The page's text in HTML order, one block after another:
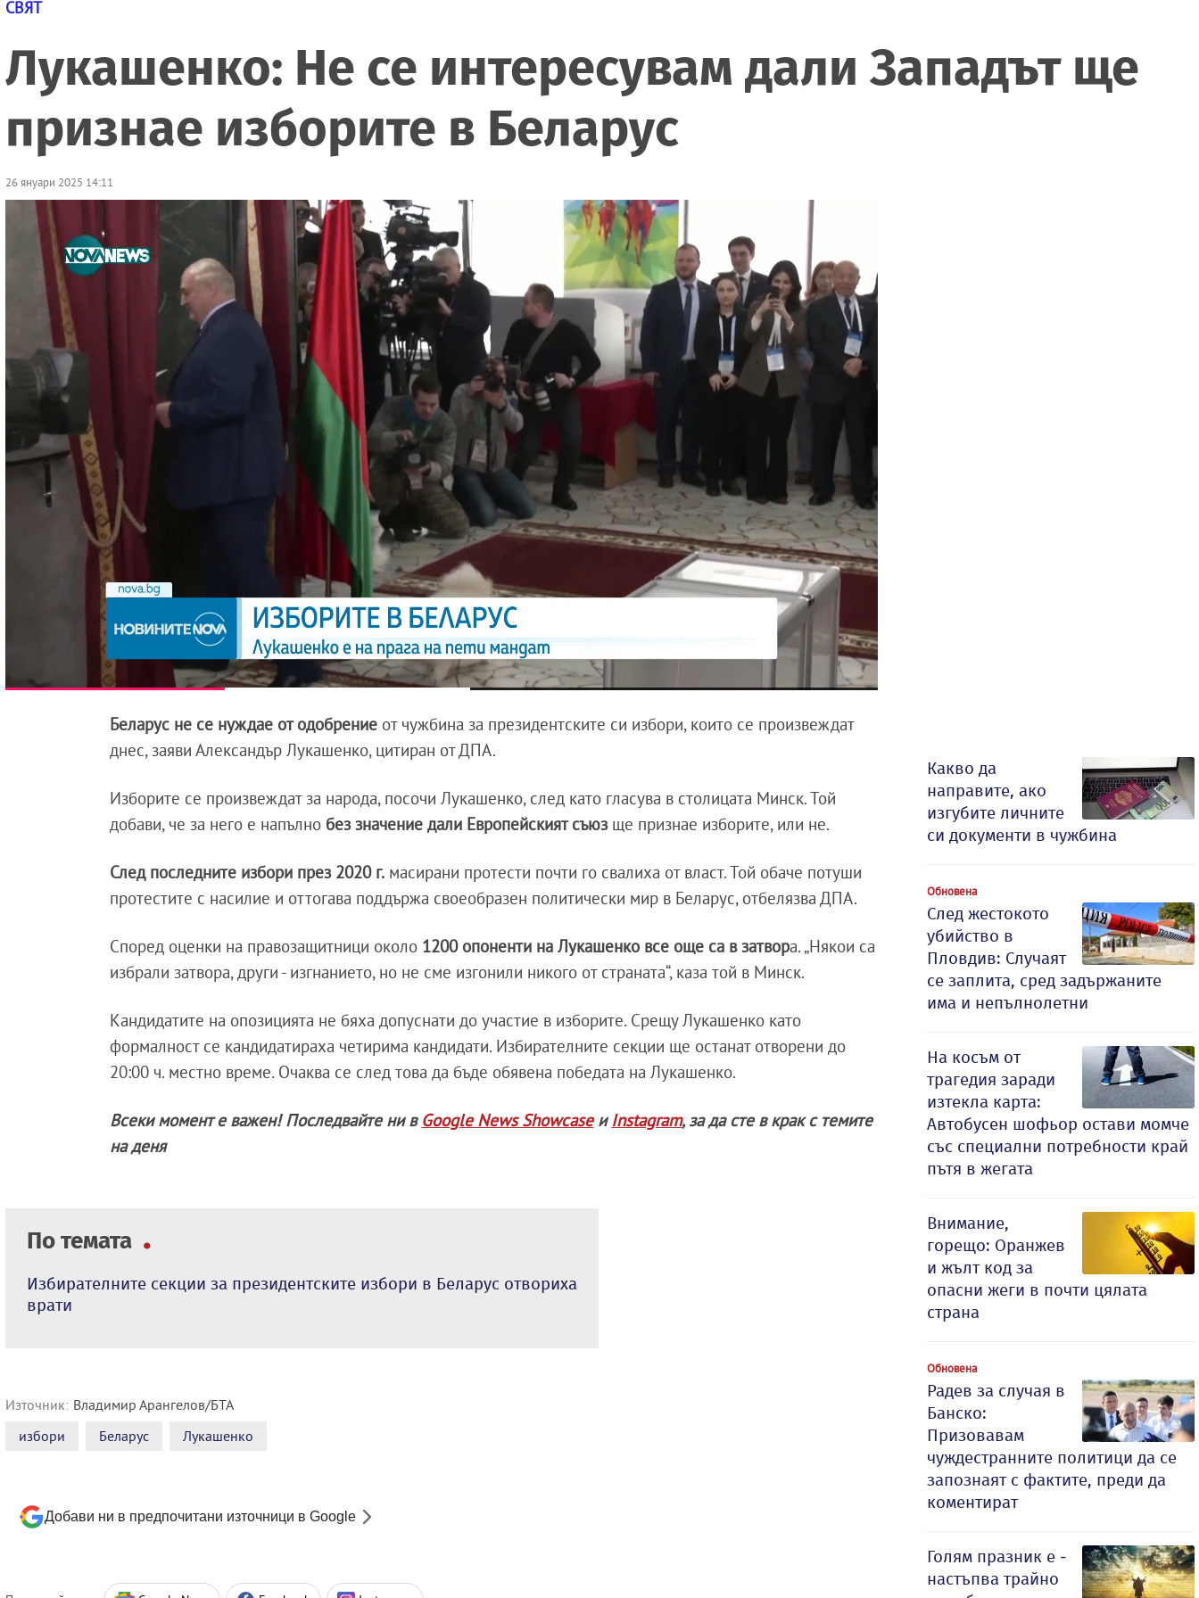
СВЯТ
Лукашенко: Не се интересувам дали Западът ще
признае изборите в Беларус
26 януари 2025 14:11
Беларус не се нуждае от одобрение от чужбина за президентските си избори, които се произвеждат
днес, заяви Александър Лукашенко, цитиран от ДПА.
Изборите се произвеждат за народа, посочи Лукашенко, след като гласува в столицата Минск. Той
добави, че за него е напълно без значение дали Европейският съюз ще признае изборите, или не.
След последните избори през 2020 г. масирани протести почти го свалиха от власт. Той обаче потуши
протестите с насилие и оттогава поддържа своеобразен политически мир в Беларус, отбелязва ДПА.
Според оценки на правозащитници около 1200 опоненти на Лукашенко все още са в затвора. „Някои са
избрали затвора, други - изгнанието, но не сме изгонили никого от страната“, каза той в Минск.
Кандидатите на опозицията не бяха допуснати до участие в изборите. Срещу Лукашенко като
формалност се кандидатираха четирима кандидати. Избирателните секции ще останат отворени до
20:00 ч. местно време. Очаква се след това да бъде обявена победата на Лукашенко.
Всеки момент е важен! Последвайте ни в Google News Showcaseи Instagram, за да сте в крак с темите
на деня
По темата
Избирателните секции за президентските избори в Беларус отвориха
врати
Източник: Владимир Арангелов/БТА
избори
Беларус Лукашенко
Добави ни в предпочитани източници в Google
Какво да
направите, ако
изгубите личните
си документи в чужбина
Обновена
След жестокото
убийство в
Пловдив: Случаят
се заплита, сред задържаните
има и непълнолетни
На косъм от
трагедия заради
изтекла карта:
Автобусен шофьор остави момче
със специални потребности край
пътя в жегата
Внимание,
горещо: Оранжев
и жълт код за
опасни жеги в почти цялата
страна
Обновена
Радев за случая в
Банско:
Призовавам
чуждестранните политици да се
запознаят с фактите, преди да
коментират
Голям празник е -
настъпва трайно